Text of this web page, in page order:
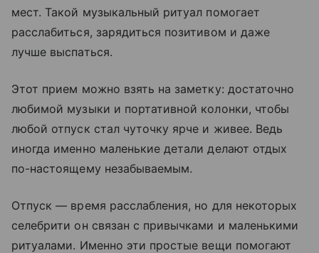
мест. Такой музыкальный ритуал помогает
расслабиться, зарядиться позитивом и даже
лучше выспаться.
Этот прием можно взять на заметку: достаточно
любимой музыки и портативной колонки, чтобы
любой отпуск стал чуточку ярче и живее. Ведь
иногда именно маленькие детали делают отдых
по-настоящему незабываемым.
Отпуск — время расслабления, но для некоторых
селебрити он связан с привычками и маленькими
ритуалами. Именно эти простые вещи помогают